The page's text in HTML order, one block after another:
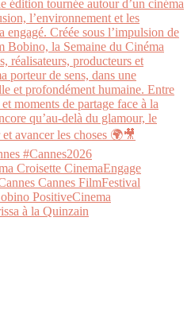
à la Quinzain